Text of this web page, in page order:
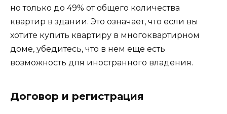
но только до 49% от общего количества
квартир в здании. Это означает, что если вы
хотите купить квартиру в многоквартирном
доме, убедитесь, что в нем еще есть
возможность для иностранного владения.
Договор и регистрация